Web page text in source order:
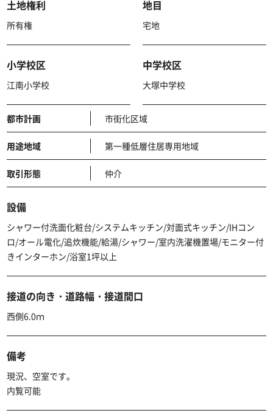
土地権利
所有権
地目
宅地
小学校区
江南小学校
中学校区
大塚中学校
都市計画 市街化区域
用途地域 第一種低層住居専用地域
取引形態 仲介
設備
シャワー付洗面化粧台/システムキッチン/対面式キッチン/IHコン
ロ/オール電化/追炊機能/給湯/シャワー/室内洗濯機置場/モニター付
きインターホン/浴室1坪以上
接道の向き・道路幅・接道間口
西側6.0ｍ
備考
現況、空室です。
内覧可能